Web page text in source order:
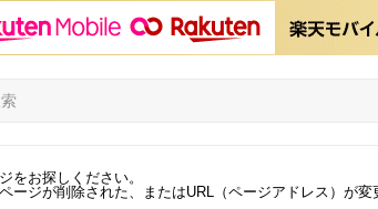
をお探しください。
ージが削除された、またはURL（ページアドレス）が変